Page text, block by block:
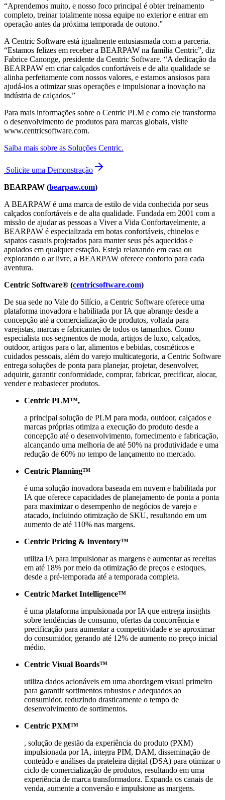
“Aprendemos muito, e nosso foco principal é obter treinamento
completo, treinar totalmente nossa equipe no exterior e entrar em
operação antes da próxima temporada de outono.”
A Centric Software está igualmente entusiasmada com a parceria.
“Estamos felizes em receber a BEARPAW na família Centric”, diz
Fabrice Canonge, presidente da Centric Software. “A dedicação da
BEARPAW em criar calçados confortáveis e de alta qualidade se
alinha perfeitamente com nossos valores, e estamos ansiosos para
ajudá-los a otimizar suas operações e impulsionar a inovação na
indústria de calçados.”
Para mais informações sobre o Centric PLM e como ele transforma
o desenvolvimento de produtos para marcas globais, visite
www.centricsoftware.com.
Saiba mais sobre as Soluções Centric.
Solicite uma Demonstração
BEARPAW (bearpaw.com)
A BEARPAW é uma marca de estilo de vida conhecida por seus
calçados confortáveis ​​e de alta qualidade. Fundada em 2001 com a
missão de ajudar as pessoas a Viver a Vida Confortavelmente, a
BEARPAW é especializada em botas confortáveis, chinelos e
sapatos casuais projetados para manter seus pés aquecidos e
apoiados em qualquer estação. Esteja relaxando em casa ou
explorando o ar livre, a BEARPAW oferece conforto para cada
aventura.
Centric Software® (centricsoftware.com)
De sua sede no Vale do Silício, a Centric Software oferece uma
plataforma inovadora e habilitada por IA que abrange desde a
concepção até a comercialização de produtos, voltada para
varejistas, marcas e fabricantes de todos os tamanhos. Como
especialista nos segmentos de moda, artigos de luxo, calçados,
outdoor, artigos para o lar, alimentos e bebidas, cosméticos e
cuidados pessoais, além do varejo multicategoria, a Centric Software
entrega soluções de ponta para planejar, projetar, desenvolver,
adquirir, garantir conformidade, comprar, fabricar, precificar, alocar,
vender e reabastecer produtos.
Centric PLM™,
a principal solução de PLM para moda, outdoor, calçados e
marcas próprias otimiza a execução do produto desde a
concepção até o desenvolvimento, fornecimento e fabricação,
alcançando uma melhoria de até 50% na produtividade e uma
redução de 60% no tempo de lançamento no mercado.
Centric Planning™
é uma solução inovadora baseada em nuvem e habilitada por
IA que oferece capacidades de planejamento de ponta a ponta
para maximizar o desempenho de negócios de varejo e
atacado, incluindo otimização de SKU, resultando em um
aumento de até 110% nas margens.
Centric Pricing & Inventory™
utiliza IA para impulsionar as margens e aumentar as receitas
em até 18% por meio da otimização de preços e estoques,
desde a pré-temporada até a temporada completa.
Centric Market Intelligence™
é uma plataforma impulsionada por IA que entrega insights
sobre tendências de consumo, ofertas da concorrência e
precificação para aumentar a competitividade e se aproximar
do consumidor, gerando até 12% de aumento no preço inicial
médio.
Centric Visual Boards™
utiliza dados acionáveis em uma abordagem visual primeiro
para garantir sortimentos robustos e adequados ao
consumidor, reduzindo drasticamente o tempo de
desenvolvimento de sortimentos.
Centric PXM™
, solução de gestão da experiência do produto (PXM)
impulsionada por IA, integra PIM, DAM, disseminação de
conteúdo e análises da prateleira digital (DSA) para otimizar o
ciclo de comercialização de produtos, resultando em uma
experiência de marca transformadora. Expanda os canais de
venda, aumente a conversão e impulsione as margens.